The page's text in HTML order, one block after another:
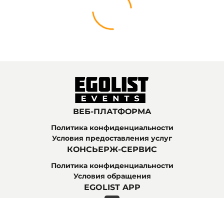
ВЕБ-ПЛАТФОРМА
Политика конфиденциальности
Условия предоставления услуг
КОНСЬЕРЖ-СЕРВИС
Политика конфиденциальности
Условия обращения
EGOLIST APP